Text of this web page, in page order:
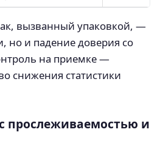
вызванный упаковкой, —
но и падение доверия со
на приемке —
снижения статистики
прослеживаемостью и